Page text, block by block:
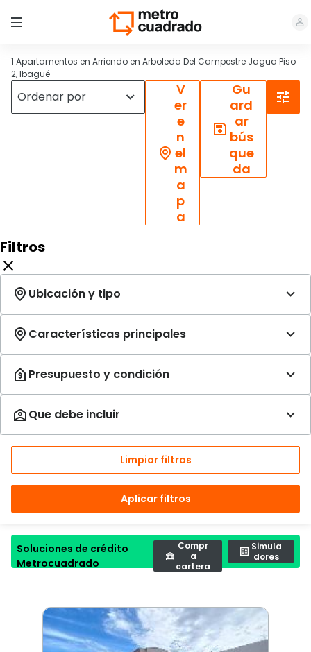
1 Apartamentos en Arriendo en Arboleda Del Campestre Jagua Piso
2, Ibagué
V
er
e
n
el
m
a
p
a
Gu
ard
ar
bús
que
da
Filtros
Limpiar filtros
Aplicar filtros
Soluciones de crédito
Metrocuadrado
Compr
a
cartera
Simula
dores